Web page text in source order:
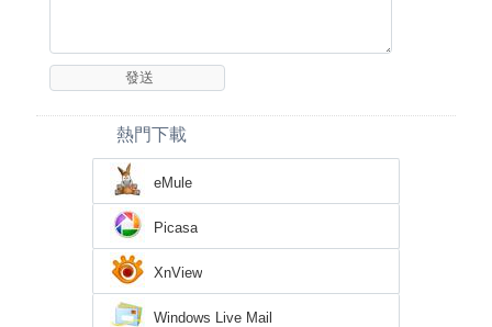
熱門下載
eMule
Picasa
XnView
Windows Live Mail